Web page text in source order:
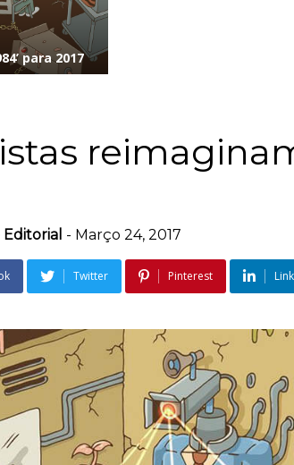
para 2017
reimaginam
- Março 24, 2017
Twitter Pinterest